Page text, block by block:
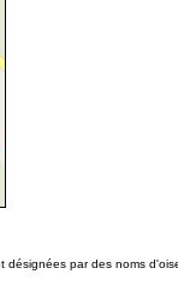
par des noms